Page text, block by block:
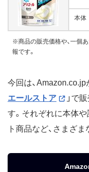
本体
※商品の販売価格や、一個
報です。
今回は、Amazon.co.jp
エールストア
」で
す。それぞれに本体
ト商品など、さまざ